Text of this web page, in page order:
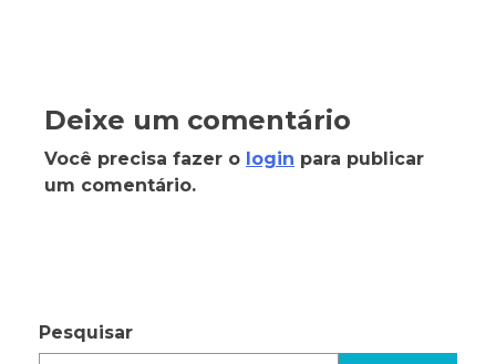
Deixe um comentário
Você precisa fazer o login para publicar
um comentário.
Pesquisar